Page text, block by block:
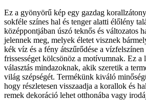
Ez a gyönyörű kép egy gazdag
sokféle színes hal és tenger alatti élőlény
középpontjában úszó teknős és változatos
jelennek meg, melyek életet visznek
kék víz és a fény átszűrődése a vízfelszínen
frissességet kölcsönöz a motívumnak. Ez a
választás mindazoknak, akik szeretik a
világ szépségét. Termékünk kiváló
hogy részletesen visszaadja a korallok és
remek dekoráció lehet otthonába vagy